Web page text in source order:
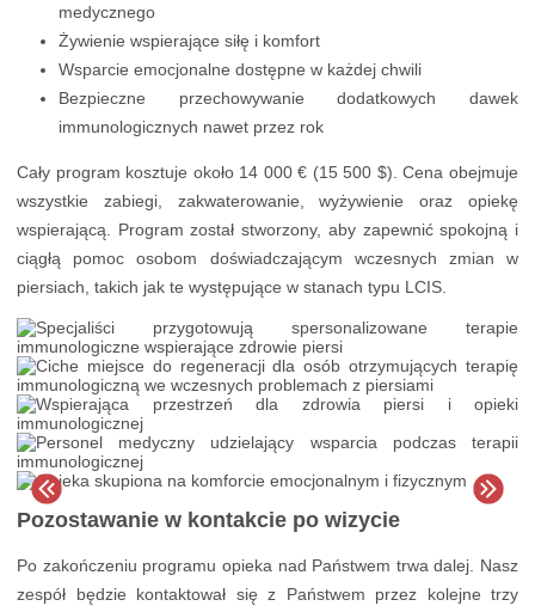
medycznego
Żywienie wspierające siłę i komfort
Wsparcie emocjonalne dostępne w każdej chwili
Bezpieczne przechowywanie dodatkowych dawek
immunologicznych nawet przez rok
Cały program kosztuje około 14 000 € (15 500 $). Cena obejmuje
wszystkie zabiegi, zakwaterowanie, wyżywienie oraz opiekę
wspierającą. Program został stworzony, aby zapewnić spokojną i
ciągłą pomoc osobom doświadczającym wczesnych zmian w
piersiach, takich jak te występujące w stanach typu LCIS.
Pozostawanie w kontakcie po wizycie
Po zakończeniu programu opieka nad Państwem trwa dalej. Nasz
zespół będzie kontaktował się z Państwem przez kolejne trzy